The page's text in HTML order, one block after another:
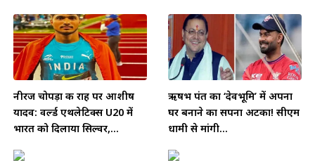
नीरज चोपड़ा की राह पर आशीष
यादव: वर्ल्ड एथलेटिक्स U20 में
भारत को दिलाया सिल्वर,...
ऋषभ पंत का ‘देवभूमि’ में अपना
घर बनाने का सपना अटका! सीएम
धामी से मांगी...